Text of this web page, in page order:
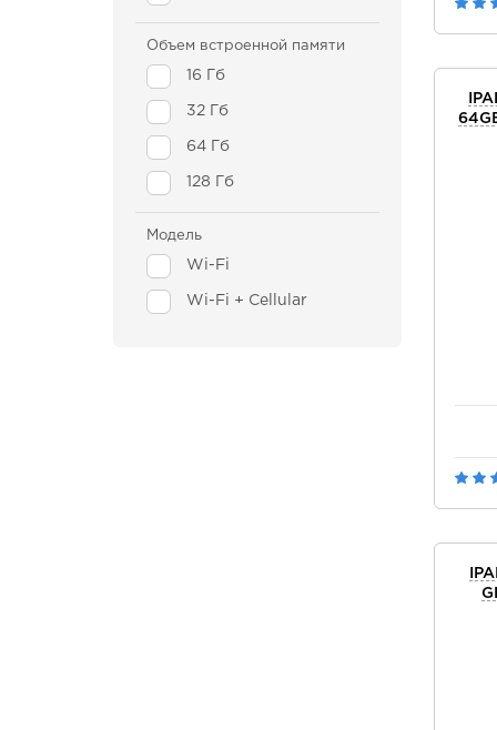
Объем встроенной памяти
16 Гб
32 Гб
64 Гб
128 Гб
Модель
Wi-Fi
Wi-Fi + Cellular